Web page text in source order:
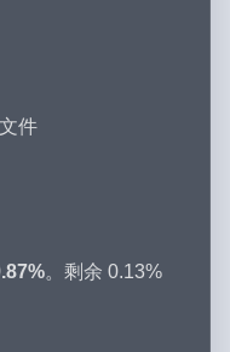
件
。剩余 0.13%